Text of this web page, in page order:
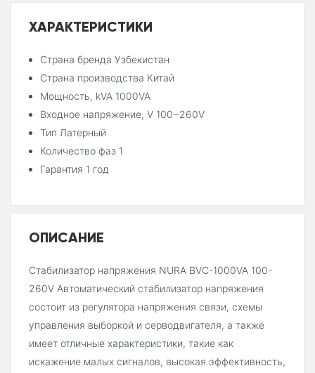
ХАРАКТЕРИСТИКИ
Страна бренда Узбекистан
Страна производства Китай
Мощность, kVA 1000VA
Входное напряжение, V 100~260V
Тип Латерный
Количество фаз 1
Гарантия 1 год
ОПИСАНИЕ
Стабилизатор напряжения NURA BVC-1000VA 100-
260V Автоматический стабилизатор напряжения
состоит из регулятора напряжения связи, схемы
управления выборкой и серводвигателя, а также
имеет отличные характеристики, такие как
искажение малых сигналов, высокая эффективность,